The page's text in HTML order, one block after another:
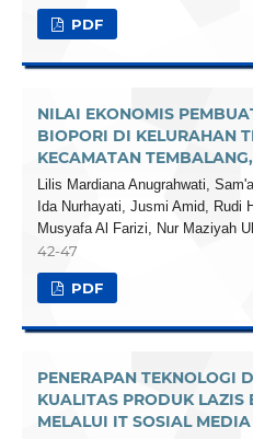
PDF
NILAI EKONOMIS
BIOPORI DI KELURAHAN
KECAMATAN
Lilis Mardiana Anugrahwati,
Ida Nurhayati, Jusmi Amid, Rudi
Musyafa Al Farizi, Nur Maziyah
42-47
PDF
PENERAPAN TEKNOLOGI
KUALITAS PRODUK LAZIS
MELALUI IT SOSIAL MEDIA